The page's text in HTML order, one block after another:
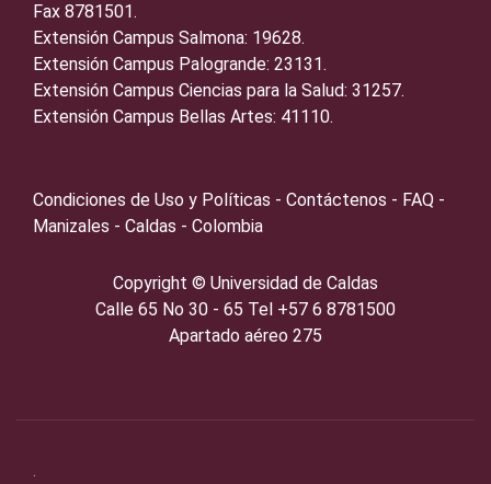
Fax 8781501.
Extensión Campus Salmona: 19628.
Extensión Campus Palogrande: 23131.
Extensión Campus Ciencias para la Salud: 31257.
Extensión Campus Bellas Artes: 41110.
Condiciones de Uso y Políticas - Contáctenos - FAQ -
Manizales - Caldas - Colombia
Copyright ©️ Universidad de Caldas
Calle 65 No 30 - 65 Tel +57 6 8781500
Apartado aéreo 275
.